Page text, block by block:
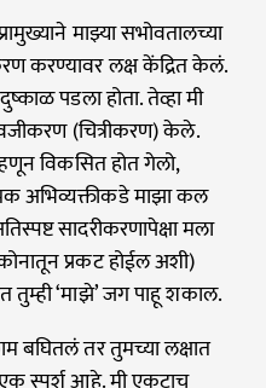
माझ्या सभोवतालच्या
करण्यावर लक्ष केंद्रित केलं.
पडला होता. तेव्हा मी
(चित्रीकरण) केले.
विकसित होत गेलो,
अभिव्यक्तीकडे माझा कल
सादरीकरणापेक्षा मला
प्रकट होईल अशी)
तुम्ही ‘माझे’ जग पाहू शकाल.
बघितलं तर तुमच्या लक्षात